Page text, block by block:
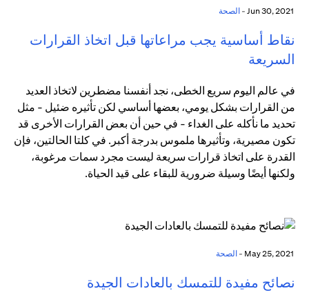
الصحة
نقاط أساسية يجب مراعاتها قبل اتخاذ القرارات
السريعة
في عالم اليوم سريع الخطى، نجد أنفسنا مضطرين لاتخاذ العديد
من القرارات بشكل يومي، بعضها أساسي لكن تأثيره ضئيل - مثل
تحديد ما نأكله على الغداء - في حين أن بعض القرارات الأخرى قد
تكون مصيرية، وتأثيرها ملموس بدرجة أكبر. في كلتا الحالتين، فإن
القدرة على اتخاذ قرارات سريعة ليست مجرد سمات مرغوبة،
ولكنها أيضًا وسيلة ضرورية للبقاء على قيد الحياة.
الصحة
نصائح مفيدة للتمسك بالعادات الجيدة